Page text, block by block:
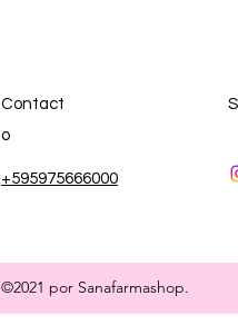
Contact
o
+595975666000
©2021 por Sanafarmashop.